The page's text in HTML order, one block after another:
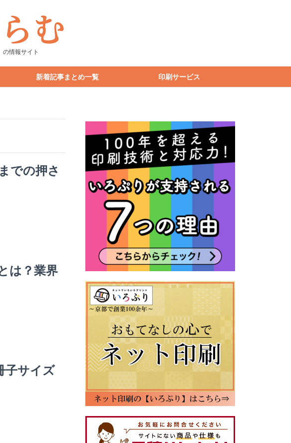
の情報サイト
新着記事まとめ一覧 印刷サービス
での押さ
は？業界
子サイズ